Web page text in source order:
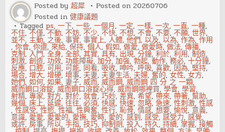
Posted by超犀 Posted on20260706
Posted in健康議題
Tagged ps,一下,一些,一個月,一定,一樣,一次,一直,一種,
不住,不僅,不動,不妨,不少,不快,不想,不會,不要,不願,世界,
並不,主動, 之後,事實,事實上,人體,他們,以及,以為,作為,作用
,你會,你還,來給,保持,個人,假如,做愛,做愛時,做法,傳播,
克制,入門,全身,全部,其實,具有, 出現,分鐘,利於,利用,制造,
刺激,創造,功效,功能障礙,加分,加強,勃起,動作,務必,十分鐘,
反應, 口腔,可用,可能, 同看, 吸收, 呻吟, 呼吸,喜歡, 因為,堅持,
場合,增大,增硬,壞事, 夫妻, 夫妻生活, 夫婦,奮的,女性,女方,
她們,如何,如果,妻子,威而,威而鋼,威而鋼 四 分 之 一顆,
威而鋼口溶錠,威而鋼口溶錠心得,威而鋼哪裡買,學會,學習,
射精,專家,對方,對於,就會,巧妙,差異,希望,帶來,帶著,幫助,
幾個,床上,延遲,往往,必須,快感,快速,忽略,急速,性刺激,性感
,性感受,性慾,性福,性興奮,性行,恥骨,情感,想要,愉悅, 意義,
意識, 愛愛, 愛愛的, 愛撫, 愛時, 愛的,感到,感受,感受力,感覺,
或許,房事,所以,手指,技巧,抑制劑,投入,持久,持續,掌握,接觸